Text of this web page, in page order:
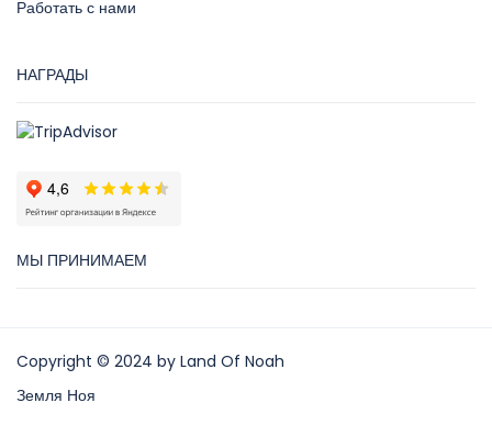
Работать с нами
НАГРАДЫ
МЫ ПРИНИМАЕМ
Copyright © 2024 by Land Of Noah
Земля Ноя